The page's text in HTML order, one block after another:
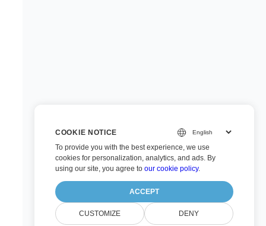
COOKIE NOTICE
To provide you with the best experience, we use
cookies for personalization, analytics, and ads. By
using our site, you agree to our cookie policy.
ACCEPT
CUSTOMIZE DENY